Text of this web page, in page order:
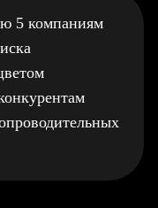
5 компаниям